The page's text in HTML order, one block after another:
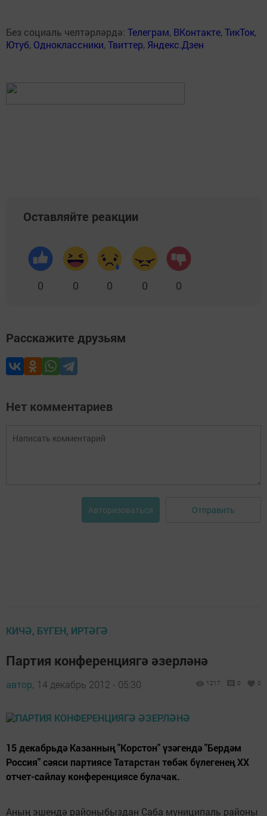
Без социаль челтәрләрдә: Телеграм, ВКонтакте,ТикТок,
Ютуб, Одноклассники,Твиттер, Яндекс.Дзен
Оставляйте реакции
0 0 0 0 0
Расскажите друзьям
Нет комментариев
Авторизоваться Отправить
КИЧӘ, БҮГЕН, ИРТӘГӘ
Партия конференциягә әзерләнә
автор, 14 декабрь 2012 - 05:30 1217 0 0
15 декабрьдә Казанның "Корстон" үзәгендә "Бердәм
Россия" сәяси партиясе Татарстан төбәк бүлегенең XX
отчет-сайлау конференциясе булачак.
Аның эшендә районыбыздан Саба муниципаль районы